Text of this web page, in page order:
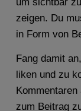
zeigen. Du
in Form von
Fang damit
liken und zu
zum Beitrag